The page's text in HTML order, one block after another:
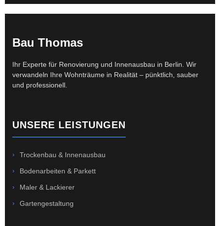
Bau Thomas
Ihr Experte für Renovierung und Innenausbau in Berlin. Wir
verwandeln Ihre Wohnträume in Realität – pünktlich, sauber
und professionell.
UNSERE LEISTUNGEN
› Trockenbau & Innenausbau
› Bodenarbeiten & Parkett
› Maler & Lackierer
› Gartengestaltung